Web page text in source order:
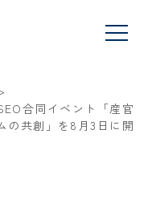
合同イベント「産官
の共創」を8月3日に開